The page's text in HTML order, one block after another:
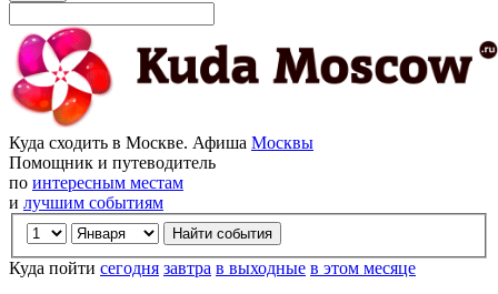
Куда сходить в Москве. Афиша Москвы
Помощник и путеводитель
по интересным местам
и лучшим событиям
Куда пойти сегодня завтра в выходные в этом месяце